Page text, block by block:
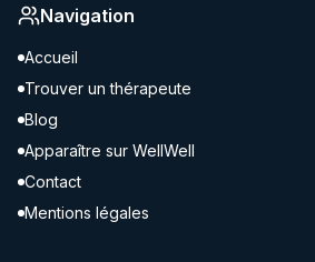
Navigation
Accueil
Trouver un thérapeute
Blog
Apparaître sur WellWell
Contact
Mentions légales